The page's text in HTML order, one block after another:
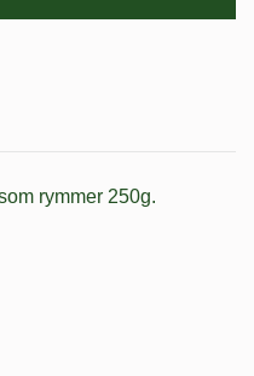
rymmer 250g.